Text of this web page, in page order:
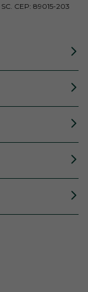
CEP: 89015-203